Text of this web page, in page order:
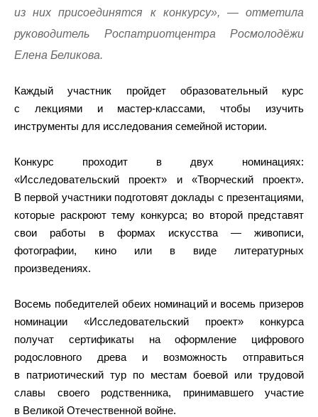
из них присоединятся к конкурсу», — отметила
руководитель Роспатриотцентра Росмолодёжи
Елена Беликова.
Каждый участник пройдет образовательный курс
с лекциями и мастер-классами, чтобы изучить
инструменты для исследования семейной истории.
Конкурс проходит в двух номинациях:
«Исследовательский проект» и «Творческий проект».
В первой участники подготовят доклады с презентациями,
которые раскроют тему конкурса; во второй представят
свои работы в формах искусства — живописи,
фотографии, кино или в виде литературных
произведениях.
Восемь победителей обеих номинаций и восемь призеров
номинации «Исследовательский проект» конкурса
получат сертификаты на оформление цифрового
родословного древа и возможность отправиться
в патриотический тур по местам боевой или трудовой
славы своего родственника, принимавшего участие
в Великой Отечественной войне.